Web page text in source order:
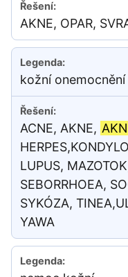
AKNE, OPAR,
kožní onemocnění
ACNE, AKNE,
LUPUS,
SEBORRHOEA,
SYKÓZA,
YAWA